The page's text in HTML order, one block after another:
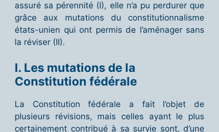
assuré sa pérennité (I), elle n’a pu perdurer que
grâce aux mutations du constitutionnalisme
états-unien qui ont permis de l’aménager sans
la réviser (II).
I. Les mutations de la
Constitution fédérale
La Constitution fédérale a fait l’objet de
plusieurs révisions, mais celles ayant le plus
certainement contribué à sa survie sont, d’une